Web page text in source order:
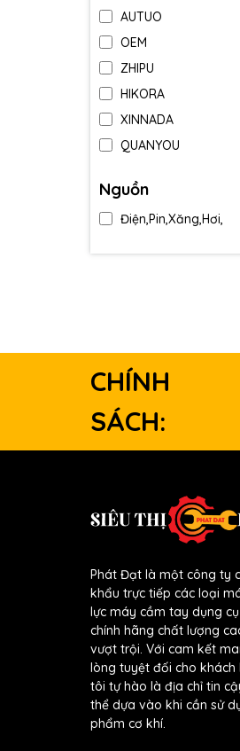
AUTUO
OEM
ZHIPU
HIKORA
XINNADA
QUANYOU
OSUKA
ACZ
Nguồn
Điện,Pin,Xăng,Hơi,
CHÍNH
SÁCH:
Phát Đạt là một công ty
khẩu trực tiếp các loại
lực máy cầm tay dụng
chính hãng chất lượng
vượt trội. Với cam kết
lòng tuyệt đối cho khách
tôi tự hào là địa chỉ tin
thể dựa vào khi cần sử
phẩm cơ khí.